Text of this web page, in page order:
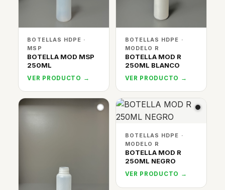
BOTELLAS HDPE ·
MSP
BOTELLA MOD MSP
250ML
VER PRODUCTO →
BOTELLAS HDPE ·
MODELO R
BOTELLA MOD R
250ML BLANCO
VER PRODUCTO →
BOTELLAS HDPE ·
MODELO R
BOTELLA MOD R
250ML NEGRO
VER PRODUCTO →